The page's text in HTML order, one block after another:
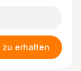
zu erhalten